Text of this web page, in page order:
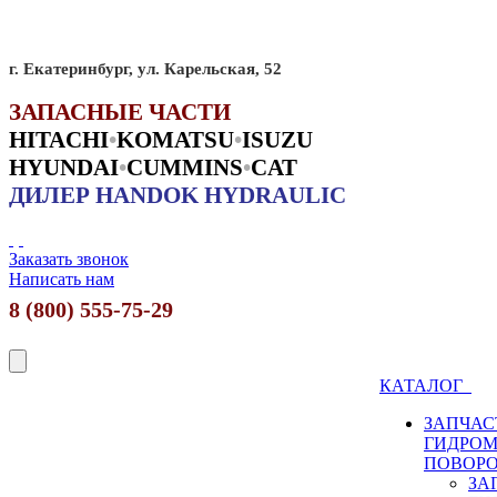
г. Екатеринбург, ул. Карельская, 52
ЗАПАСНЫЕ ЧАСТИ
HITACHI•KOMATSU•ISUZU
HYUNDAI•CUMMINS•CAT
ДИЛЕР HANDOK HYDRAULIC
Заказать звонок
Написать нам
8 (800) 555-75-29
КАТАЛОГ